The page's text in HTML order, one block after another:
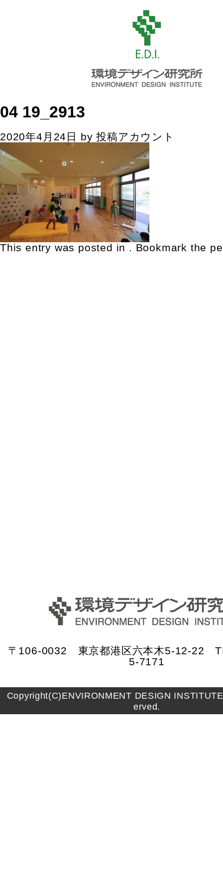
04 19_2913
2020年4月24日 by投稿アカウント
This entry was posted in . Bookmark the
〒106-0032 東京都港区六本木5-12-22
5-7171
Copyright(C)ENVIRONMENT DESIGN
erved.